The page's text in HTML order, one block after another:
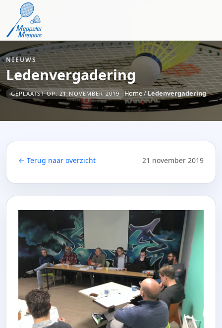
NIEUWS
Ledenvergadering
GEPLAATST OP: 21 NOVEMBER 2019 Home/Ledenvergadering
← Terug naar overzicht 21 november 2019